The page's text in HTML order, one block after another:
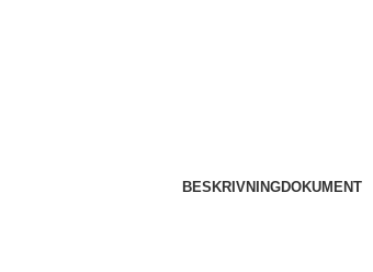
BESKRIVNINGDOKUMENT